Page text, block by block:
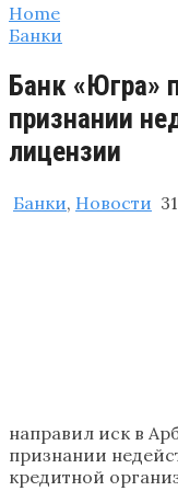
Home
Банки
Банк «Югра»
признании
лицензии
Банки, Новости
направил иск в
признании
кредитной